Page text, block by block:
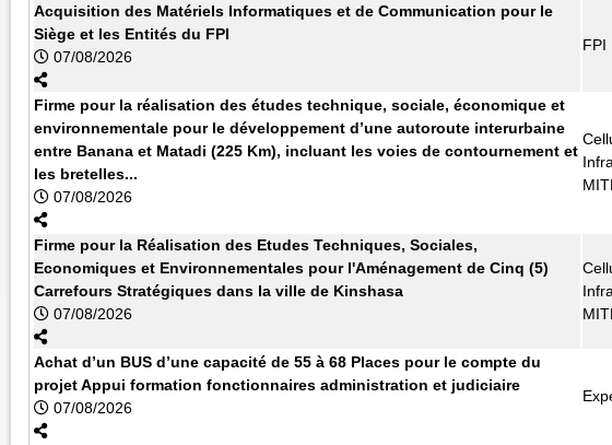
Acquisition des Matériels Informatiques et de Communication pour le
Siège et les Entités du FPI
07/08/2026
FPI
Firme pour la réalisation des études technique, sociale, économique et
environnementale pour le développement d’une autoroute interurbaine
entre Banana et Matadi (225 Km), incluant les voies de contournement et
les bretelles...
07/08/2026
Firme pour la Réalisation des Etudes Techniques, Sociales,
Economiques et Environnementales pour l'Aménagement de Cinq (5)
Carrefours Stratégiques dans la ville de Kinshasa
07/08/2026
Achat d’un BUS d’une capacité de 55 à 68 Places pour le compte du
projet Appui formation fonctionnaires administration et judiciaire
07/08/2026